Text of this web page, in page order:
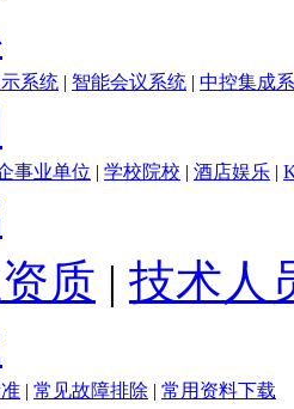
系统 | 智能会议系统 | 中控集成
事业单位 | 学校院校 | 酒店娱乐 |
质 | 技术人
| 常见故障排除 | 常用资料下载